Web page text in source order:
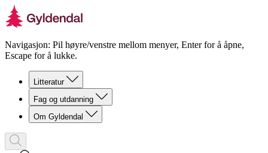
Navigasjon: Pil høyre/venstre mellom menyer, Enter for å åpne,
Escape for å lukke.
Litteratur
Fag og utdanning
Om Gyldendal